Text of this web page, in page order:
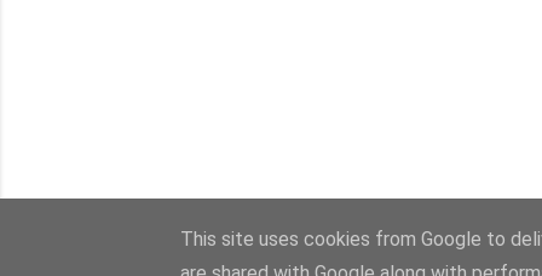
This site uses cookies from Google to